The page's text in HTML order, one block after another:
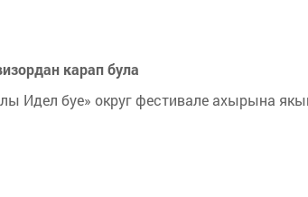
карап була
Идел буе» округ фестивале ахырына